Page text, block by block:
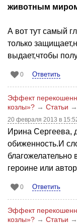
животным
А вот тут самый
только
выдает,чтобы
0 Ответить
Эффект
козлы»? → Статьи →
20 февраля 2013 в
Ирина Сергеева,
обиженность.И
героине или
0 Ответить
Эффект
козлы»? → Статьи →